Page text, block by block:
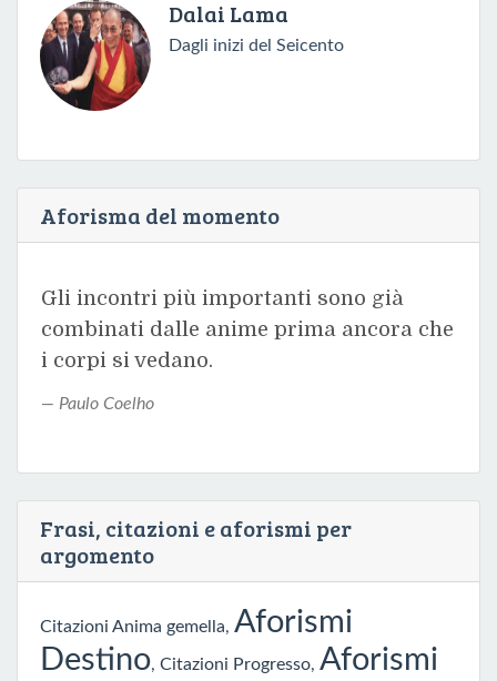
Dalai Lama
Dagli inizi del Seicento
Aforisma del momento
Gli incontri più importanti sono già
combinati dalle anime prima ancora che
i corpi si vedano.
Paulo Coelho
Frasi, citazioni e aforismi per
argomento
Citazioni Anima gemella, Aforismi
Destino, Citazioni Progresso, Aforismi